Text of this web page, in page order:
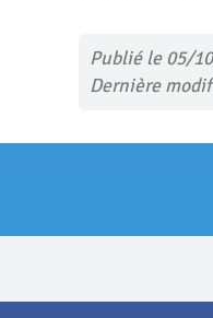
Publié le 05/
Dernière